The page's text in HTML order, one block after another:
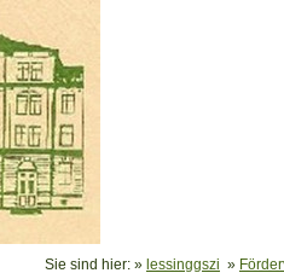
Sie sind hier: » lessinggszi »